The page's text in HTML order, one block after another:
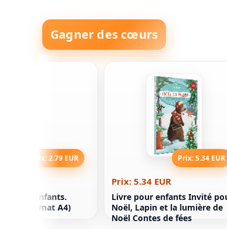
Gagner des cœurs
Prix: 2.79 EUR
les enfants.
lisse (format A4)
Prix: 5.34 EUR
Prix: 5.34 EUR
Livre pour enfants Invité
Noël, Lapin et la lumière de
Noël Contes de fées